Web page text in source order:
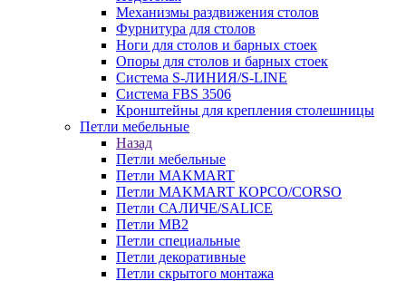
Механизмы раздвижения столов
Фурнитура для столов
Ноги для столов и барных стоек
Опоры для столов и барных стоек
Система S-ЛИНИЯ/S-LINE
Система FBS 3506
Кронштейны для крепления столешницы
Петли мебельные
Назад
Петли мебельные
Петли MAKMART
Петли MAKMART КОРСО/CORSO
Петли САЛИЧЕ/SALICE
Петли MB2
Петли специальные
Петли декоративные
Петли скрытого монтажа